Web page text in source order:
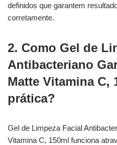
definidos que garantem
corretamente.
2. Como Gel de
Antibacteriano
Matte Vitamina C,
prática?
Gel de Limpeza Facial
Vitamina C, 150ml funciona